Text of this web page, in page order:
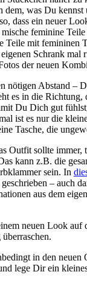
dem, was Du kennst
dass ein neuer
feminine
Teile mit femininen
Schrank mal
der neuen
nötigen Abstand –
es in die
Du Dich gut
ist es nur die
Tasche, die
Outfit sollte immer,
kann z.B. die
sein. In
– auch
aus dem
neuen Look auf
in den neuen
lege Dir ein